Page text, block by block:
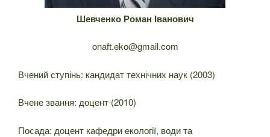
Шевченко Роман Іванович
onaft.eko@gmail.com
Вчений ступінь: кандидат технічних наук (2003)
Вчене звання: доцент (2010)
Посада: доцент кафедри екології, води та